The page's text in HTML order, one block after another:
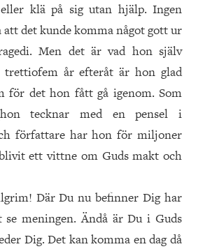
klä på sig utan hjälp. Ingen
att det kunde komma något gott ur
Men det är vad hon själv
trettiofem år efteråt är hon glad
för det hon fått gå igenom. Som
tecknar med en pensel i
författare har hon för miljoner
ett vittne om Guds makt och
Där Du nu befinner Dig har
se meningen. Ändå är Du i Guds
Dig. Det kan komma en dag då